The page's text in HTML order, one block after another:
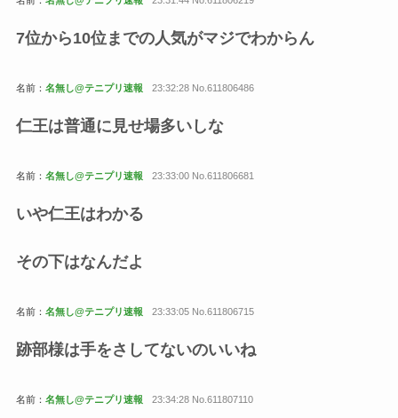
7位から10位までの人気がマジでわからん
名前： 名無し@テニプリ速報 23:32:28 No.611806486
仁王は普通に見せ場多いしな
名前： 名無し@テニプリ速報 23:33:00 No.611806681
いや仁王はわかる
その下はなんだよ
名前： 名無し@テニプリ速報 23:33:05 No.611806715
跡部様は手をさしてないのいいね
名前： 名無し@テニプリ速報 23:34:28 No.611807110